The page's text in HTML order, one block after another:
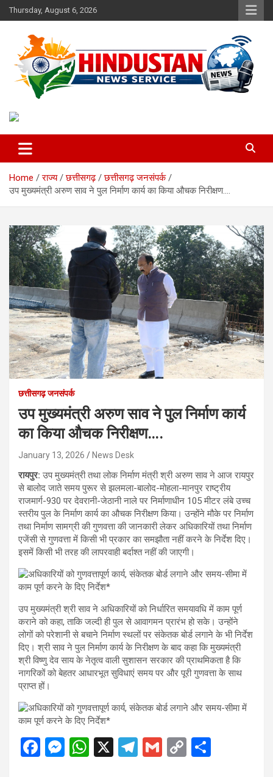
Skip
to
Thursday, August 6, 2026
Hindustan News Service
Home राज्य छत्तीसगढ़
छत्तीसगढ़ जनसंपर्क
उप मुख्यमंत्री अरुण साव ने पुल निर्माण कार्य का किया औचक निरीक्षण….
छत्तीसगढ़ जनसंपर्क
उप मुख्यमंत्री अरुण साव ने पुल निर्माण कार्य
का किया औचक निरीक्षण….
January 13, 2026 News Desk
रायपुर:उप मुख्यमंत्री तथा लोक निर्माण मंत्री श्री अरुण साव ने आज रायपुर
से बालोद जाते समय पुरूर से झलमला-बालोद-मोहला-मानपुर राष्ट्रीय
राजमार्ग-930 पर देवरानी-जेठानी नाले पर निर्माणाधीन 105 मीटर लंबे उच्च
स्तरीय पुल के निर्माण कार्य का औचक निरीक्षण किया। उन्होंने मौके पर निर्माण
तथा निर्माण सामग्री की गुणवत्ता की जानकारी लेकर अधिकारियों तथा निर्माण
एजेंसी से गुणवत्ता में किसी भी प्रकार का समझौता नहीं करने के निर्देश दिए।
इसमें किसी भी तरह की लापरवाही बर्दाश्त नहीं की जाएगी।
उप मुख्यमंत्री श्री साव ने अधिकारियों को निर्धारित समयावधि में काम पूर्ण
कराने को कहा, ताकि जल्दी ही पुल से आवागमन प्रारंभ हो सके। उन्होंने
लोगों को परेशानी से बचाने निर्माण स्थलों पर संकेतक बोर्ड लगाने के भी निर्देश
दिए। श्री साव ने पुल निर्माण कार्य के निरीक्षण के बाद कहा कि मुख्यमंत्री
श्री विष्णु देव साय के नेतृत्व वाली सुशासन सरकार की प्राथमिकता है कि
नागरिकों को बेहतर आधारभूत सुविधाएं समय पर और पूरी गुणवत्ता के साथ
प्राप्त हों।
F
M W X
T
G
C